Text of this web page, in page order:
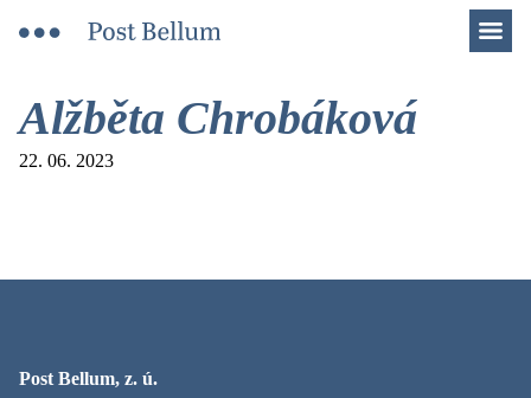
Alžběta Chrobáková
22. 06. 2023
Post Bellum, z. ú.